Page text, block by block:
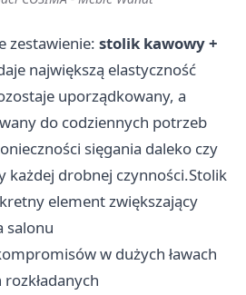
zestawienie: stolik kawowy +
największą elastyczność
uporządkowany, a
do codziennych potrzeb
sięgania daleko czy
każdej drobnej czynności.Stolik
element zwiększający
salonu
w dużych ławach